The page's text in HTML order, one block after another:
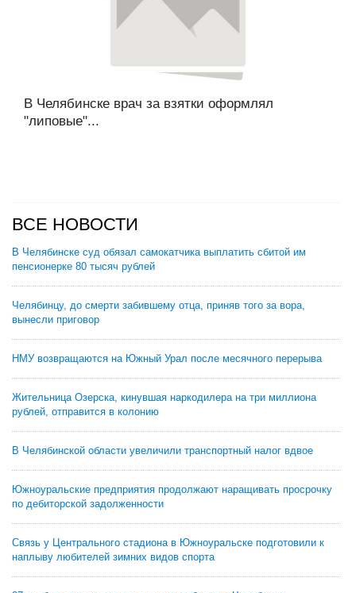
В Челябинске врач за взятки оформлял
"липовые"...
ВСЕ НОВОСТИ
В Челябинске суд обязал самокатчика выплатить сбитой им
пенсионерке 80 тысяч рублей
Челябинцу, до смерти забившему отца, приняв того за вора,
вынесли приговор
НМУ возвращаются на Южный Урал после месячного перерыва
Жительница Озерска, кинувшая наркодилера на три миллиона
рублей, отправится в колонию
В Челябинской области увеличили транспортный налог вдвое
Южноуральские предприятия продолжают наращивать просрочку
по дебиторской задолженности
Связь у Центрального стадиона в Южноуральске подготовили к
наплыву любителей зимних видов спорта